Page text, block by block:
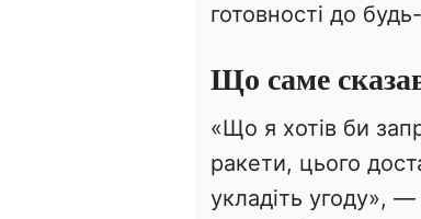
готовності до
Що саме
«Що я хотів би
ракети, цього
укладіть угоду»,